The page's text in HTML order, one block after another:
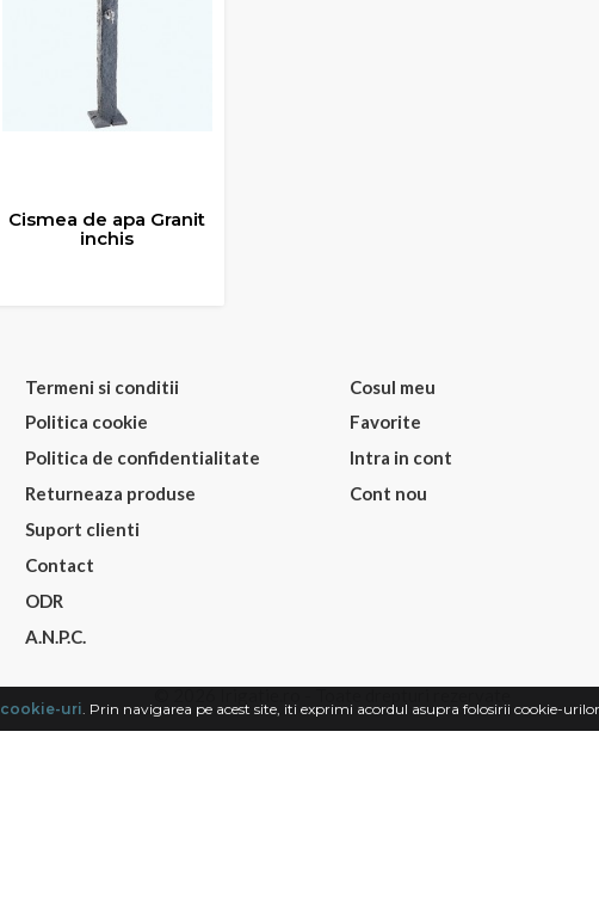
Cismea de apa Granit
inchis
Termeni si conditii
Politica cookie
Politica de confidentialitate
Returneaza produse
Suport clienti
Contact
ODR
A.N.P.C.
Cosul meu
Favorite
Intra in cont
Cont nou
cookie-uri. Prin navigarea pe acest site, iti exprimi acordul asupra folosirii cookie-